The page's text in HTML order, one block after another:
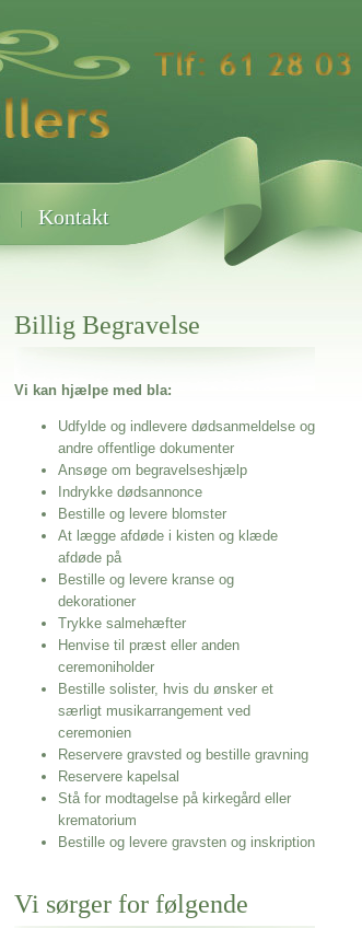
Kontakt
Billig Begravelse
Vi kan hjælpe med bla:
Udfylde og indlevere dødsanmeldelse og
andre offentlige dokumenter
Ansøge om begravelseshjælp
Indrykke dødsannonce
Bestille og levere blomster
At lægge afdøde i kisten og klæde
afdøde på
Bestille og levere kranse og
dekorationer
Trykke salmehæfter
Henvise til præst eller anden
ceremoniholder
Bestille solister, hvis du ønsker et
særligt musikarrangement ved
ceremonien
Reservere gravsted og bestille gravning
Reservere kapelsal
Stå for modtagelse på kirkegård eller
krematorium
Bestille og levere gravsten og inskription
Vi sørger for følgende